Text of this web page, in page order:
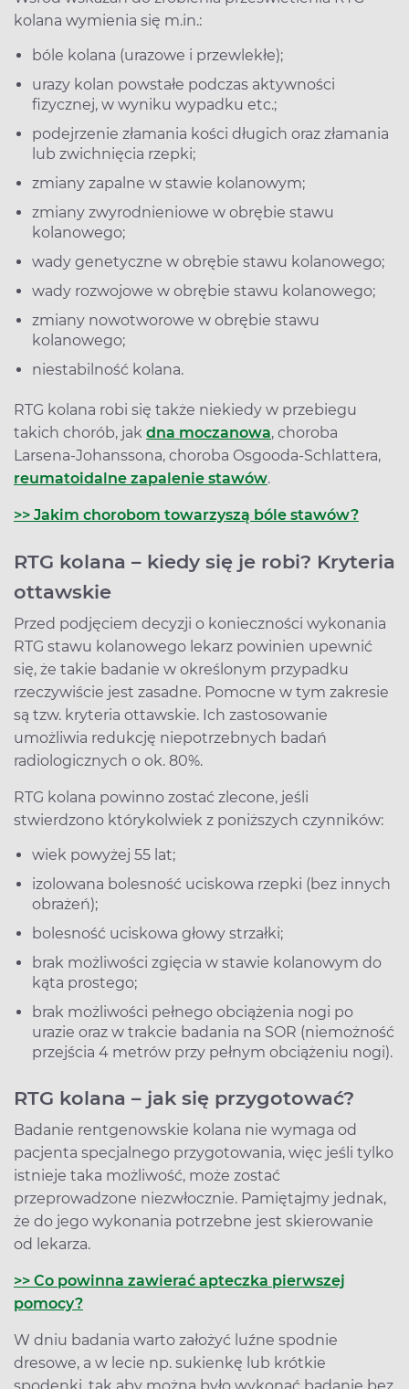
kolana wymienia się m.in.:
bóle kolana (urazowe i przewlekłe);
urazy kolan powstałe podczas aktywności
fizycznej, w wyniku wypadku etc.;
podejrzenie złamania kości długich oraz złamania
lub zwichnięcia rzepki;
zmiany zapalne w stawie kolanowym;
zmiany zwyrodnieniowe w obrębie stawu
kolanowego;
wady genetyczne w obrębie stawu kolanowego;
wady rozwojowe w obrębie stawu kolanowego;
zmiany nowotworowe w obrębie stawu
kolanowego;
niestabilność kolana.
RTG kolana robi się także niekiedy w przebiegu
takich chorób, jak dna moczanowa, choroba
Larsena-Johanssona, choroba Osgooda-Schlattera,
reumatoidalne zapalenie stawów.
>> Jakim chorobom towarzyszą bóle stawów?
RTG kolana – kiedy się je robi? Kryteria
ottawskie
Przed podjęciem decyzji o konieczności wykonania
RTG stawu kolanowego lekarz powinien upewnić
się, że takie badanie w określonym przypadku
rzeczywiście jest zasadne. Pomocne w tym zakresie
są tzw. kryteria ottawskie. Ich zastosowanie
umożliwia redukcję niepotrzebnych badań
radiologicznych o ok. 80%.
RTG kolana powinno zostać zlecone, jeśli
stwierdzono którykolwiek z poniższych czynników:
wiek powyżej 55 lat;
izolowana bolesność uciskowa rzepki (bez innych
obrażeń);
bolesność uciskowa głowy strzałki;
brak możliwości zgięcia w stawie kolanowym do
kąta prostego;
brak możliwości pełnego obciążenia nogi po
urazie oraz w trakcie badania na SOR (niemożność
przejścia 4 metrów przy pełnym obciążeniu nogi).
RTG kolana – jak się przygotować?
Badanie rentgenowskie kolana nie wymaga od
pacjenta specjalnego przygotowania, więc jeśli tylko
istnieje taka możliwość, może zostać
przeprowadzone niezwłocznie. Pamiętajmy jednak,
że do jego wykonania potrzebne jest skierowanie
od lekarza.
>> Co powinna zawierać apteczka pierwszej
pomocy?
W dniu badania warto założyć luźne spodnie
dresowe, a w lecie np. sukienkę lub krótkie